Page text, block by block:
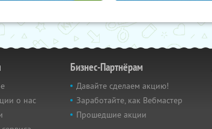
о нас
Бизнес-Партнёрам
Давайте сделаем акцию!
Заработайте, как Вебмастер
Прошедшие акции